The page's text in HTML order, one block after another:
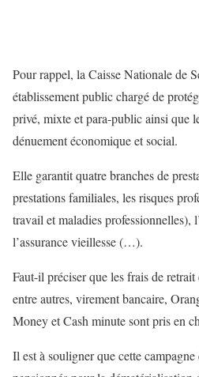
Pour rappel, la Caisse Nationale de
établissement public chargé de
privé, mixte et para-public ainsi que
dénuement économique et social.
Elle garantit quatre branches de
prestations familiales, les risques
travail et maladies professionnelles),
l’assurance vieillesse (…).
Faut-il préciser que les frais de retrait
entre autres, virement bancaire,
Money et Cash minute sont pris en
Il est à souligner que cette